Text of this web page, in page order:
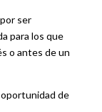
ser
para los que
o antes de un
de